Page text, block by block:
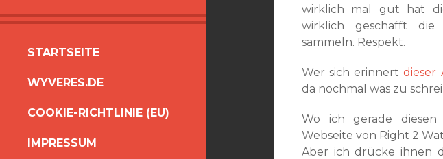
SPRINGEN
STARTSEITE
WYVERES.DE
COOKIE-RICHTLINIE (EU)
IMPRESSUM
wirklich mal gut hat
wirklich geschafft
sammeln. Respekt.
Wer sich erinnertdieser
da nochmal was zu
Wo ich gerade
Webseite von Right 2
Aber ich drücke ihnen